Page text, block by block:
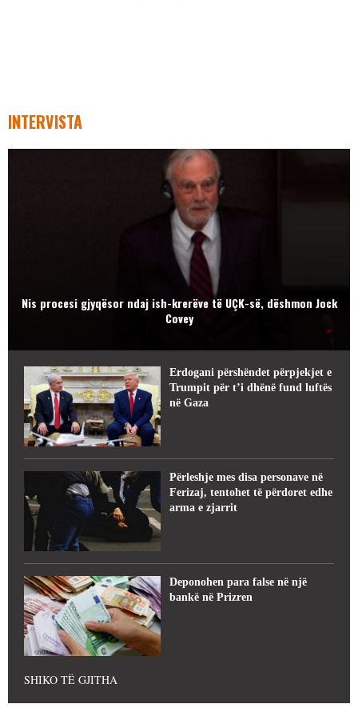
INTERVISTA
Nis procesi gjyqësor ndaj ish-krerëve të UÇK-së, dëshmon Jock
Covey
Erdogani përshëndet përpjekjet e
Trumpit për t’i dhënë fund luftës
në Gaza
Përleshje mes disa personave në
Ferizaj, tentohet të përdoret edhe
arma e zjarrit
Deponohen para false në një
bankë në Prizren
SHIKO TË GJITHA